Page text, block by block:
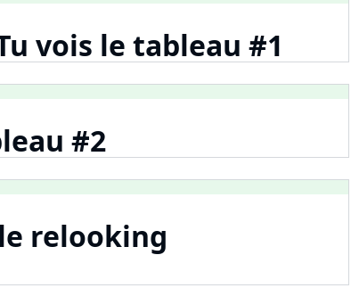
vois le tableau #1
#2
relooking